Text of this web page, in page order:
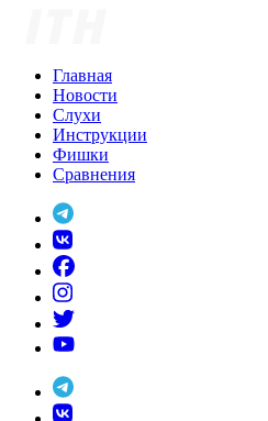
Главная
Новости
Слухи
Инструкции
Фишки
Сравнения